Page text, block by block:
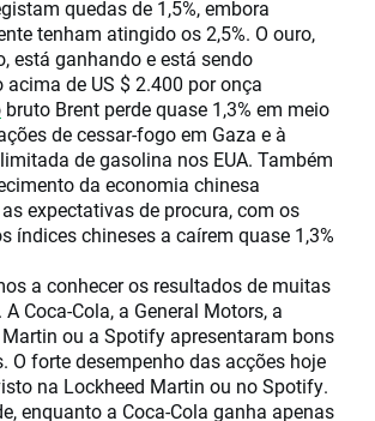
quedas de 1,5%, embora
tenham atingido os 2,5%. O ouro,
está ganhando e está sendo
acima de US $ 2.400 por onça
bruto Brent perde quase 1,3% em meio
de cessar-fogo em Gaza e à
de gasolina nos EUA. Também
da economia chinesa
expectativas de procura, com os
índices chineses a caírem quase 1,3%
a conhecer os resultados de muitas
Coca-Cola, a General Motors, a
ou a Spotify apresentaram bons
O forte desempenho das acções hoje
na Lockheed Martin ou no Spotify.
enquanto a Coca-Cola ganha apenas